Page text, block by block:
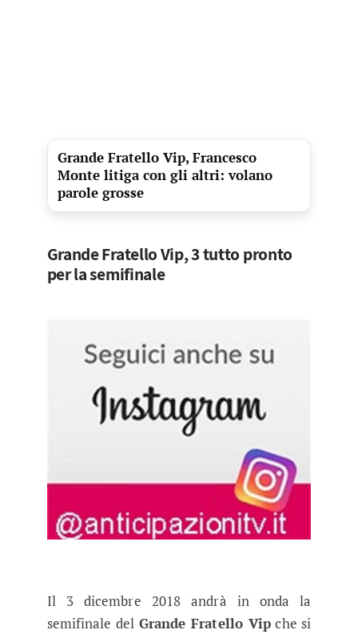
Grande Fratello Vip, Francesco
Monte litiga con gli altri: volano
parole grosse
Grande Fratello Vip, 3 tutto pronto
per la semifinale
Il 3 dicembre 2018 andrà in onda la
semifinale del Grande Fratello Vipche si